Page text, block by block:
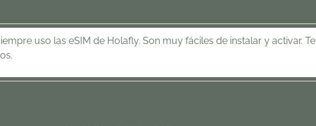
uso las eSIM de Holafly. Son muy fáciles de instalar y activar. Te